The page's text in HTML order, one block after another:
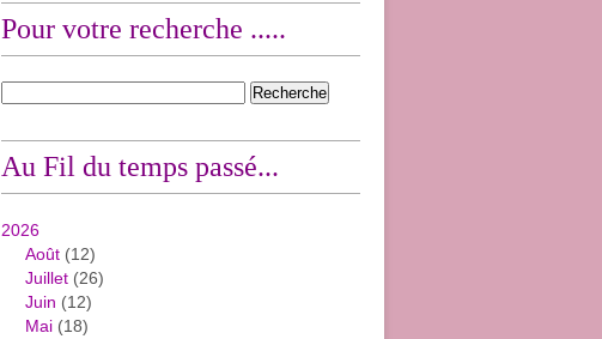
Pour votre recherche .....
Au Fil du temps passé...
2026
Août (12)
Juillet (26)
Juin (12)
Mai (18)